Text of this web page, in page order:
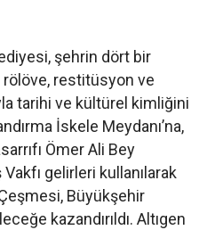
şehrin dört bir
rölöve, restitüsyon ve
tarihi ve kültürel kimliğini
İskele Meydanı’na,
Ömer Ali Bey
gelirleri kullanılarak
Büyükşehir
kazandırıldı. Altıgen